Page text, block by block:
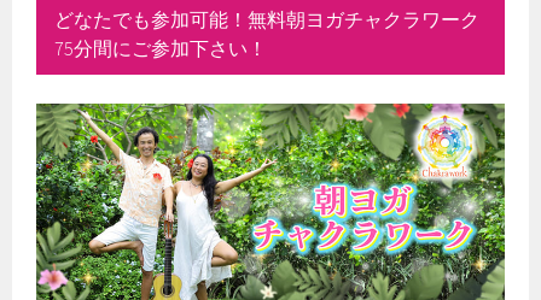
どなたでも参加可能！無料朝ヨガチャクラワーク
75分間にご参加下さい！